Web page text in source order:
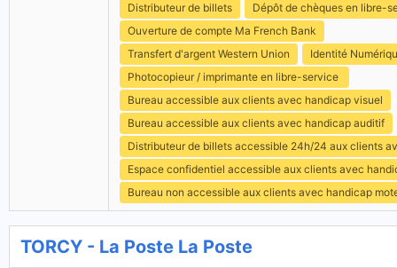
Distributeur de billets
Dépôt de chèques en libre-
Ouverture de compte Ma French Bank
Transfert d'argent Western Union
Identité
Photocopieur / imprimante en libre-service
Bureau accessible aux clients avec handicap visuel
Bureau accessible aux clients avec handicap auditif
Distributeur de billets accessible 24h/24 aux clients
Espace confidentiel accessible aux clients avec
Bureau non accessible aux clients avec handicap
TORCY - La Poste La Poste